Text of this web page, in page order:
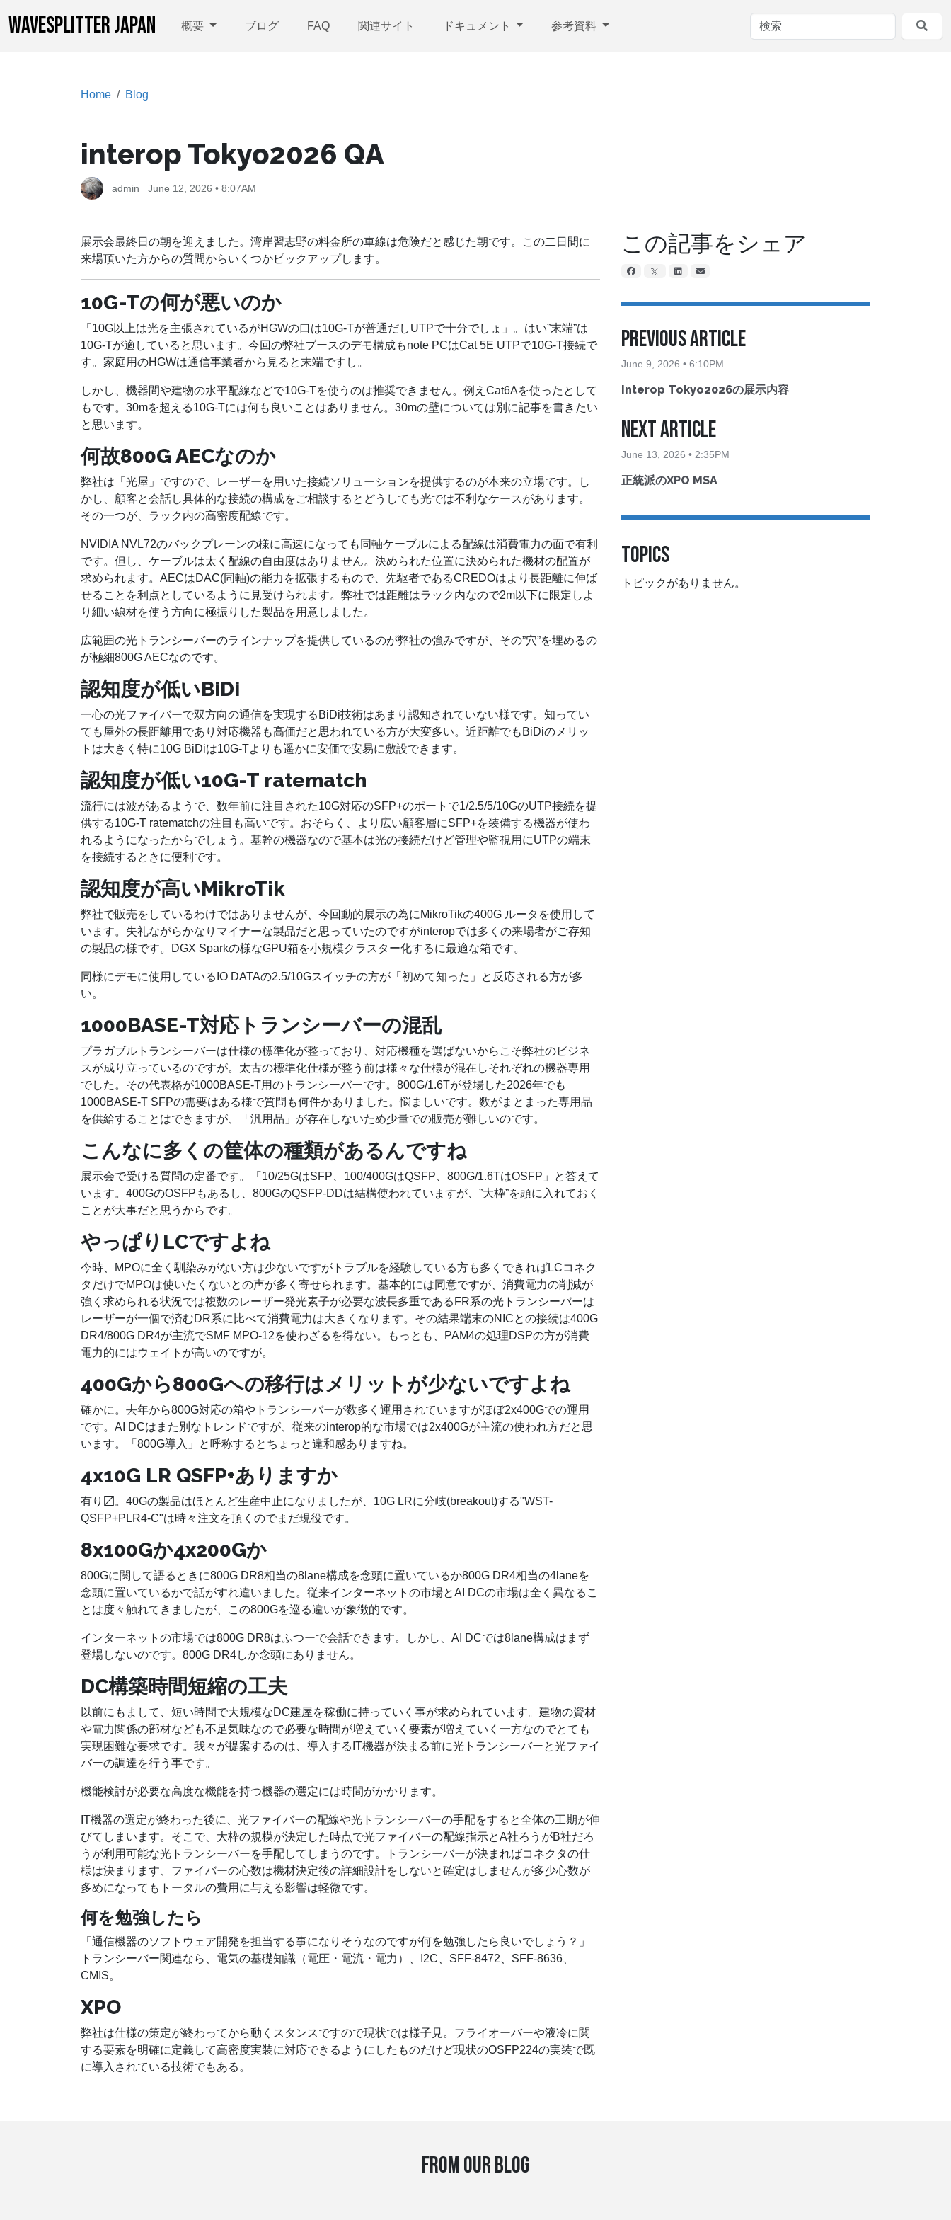
WAVESPLITTER JAPAN 概要 ブログ FAQ 関連サイト ドキュメント 参考資料
Home Blog
interop Tokyo2026 QA
admin June 12, 2026 • 8:07AM
展示会最終日の朝を迎えました。湾岸習志野の料金所の車線は危険だと感じた朝です。この二日間に
来場頂いた方からの質問からいくつかピックアップします。
10G-Tの何が悪いのか
「10G以上は光を主張されているがHGWの口は10G-Tが普通だしUTPで十分でしょ」。はい”末端”は
10G-Tが適していると思います。今回の弊社ブースのデモ構成もnote PCはCat 5E UTPで10G-T接続で
す。家庭用のHGWは通信事業者から見ると末端ですし。
しかし、機器間や建物の水平配線などで10G-Tを使うのは推奨できません。例えCat6Aを使ったとして
もです。30mを超える10G-Tには何も良いことはありません。30mの壁については別に記事を書きたい
と思います。
何故800G AECなのか
弊社は「光屋」ですので、レーザーを用いた接続ソリューションを提供するのが本来の立場です。し
かし、顧客と会話し具体的な接続の構成をご相談するとどうしても光では不利なケースがあります。
その一つが、ラック内の高密度配線です。
NVIDIA NVL72のバックプレーンの様に高速になっても同軸ケーブルによる配線は消費電力の面で有利
です。但し、ケーブルは太く配線の自由度はありません。決められた位置に決められた機材の配置が
求められます。AECはDAC(同軸)の能力を拡張するもので、先駆者であるCREDOはより長距離に伸ば
せることを利点としているように見受けられます。弊社では距離はラック内なので2m以下に限定しよ
り細い線材を使う方向に極振りした製品を用意しました。
広範囲の光トランシーバーのラインナップを提供しているのが弊社の強みですが、その”穴”を埋めるの
が極細800G AECなのです。
認知度が低いBiDi
一心の光ファイバーで双方向の通信を実現するBiDi技術はあまり認知されていない様です。知ってい
ても屋外の長距離用であり対応機器も高価だと思われている方が大変多い。近距離でもBiDiのメリッ
トは大きく特に10G BiDiは10G-Tよりも遥かに安価で安易に敷設できます。
認知度が低い10G-T ratematch
流行には波があるようで、数年前に注目された10G対応のSFP+のポートで1/2.5/5/10GのUTP接続を提
供する10G-T ratematchの注目も高いです。おそらく、より広い顧客層にSFP+を装備する機器が使わ
れるようになったからでしょう。基幹の機器なので基本は光の接続だけど管理や監視用にUTPの端末
を接続するときに便利です。
認知度が高いMikroTik
弊社で販売をしているわけではありませんが、今回動的展示の為にMikroTikの400G ルータを使用して
います。失礼ながらかなりマイナーな製品だと思っていたのですがinteropでは多くの来場者がご存知
の製品の様です。DGX Sparkの様なGPU箱を小規模クラスター化するに最適な箱です。
同様にデモに使用しているIO DATAの2.5/10Gスイッチの方が「初めて知った」と反応される方が多
い。
1000BASE-T対応トランシーバーの混乱
プラガブルトランシーバーは仕様の標準化が整っており、対応機種を選ばないからこそ弊社のビジネ
スが成り立っているのですが。太古の標準化仕様が整う前は様々な仕様が混在しそれぞれの機器専用
でした。その代表格が1000BASE-T用のトランシーバーです。800G/1.6Tが登場した2026年でも
1000BASE-T SFPの需要はある様で質問も何件かありました。悩ましいです。数がまとまった専用品
を供給することはできますが、「汎用品」が存在しないため少量での販売が難しいのです。
こんなに多くの筐体の種類があるんですね
展示会で受ける質問の定番です。「10/25GはSFP、100/400GはQSFP、800G/1.6TはOSFP」と答えて
います。400GのOSFPもあるし、800GのQSFP-DDは結構使われていますが、”大枠”を頭に入れておく
ことが大事だと思うからです。
やっぱりLCですよね
今時、MPOに全く馴染みがない方は少ないですがトラブルを経験している方も多くできればLCコネク
タだけでMPOは使いたくないとの声が多く寄せられます。基本的には同意ですが、消費電力の削減が
強く求められる状況では複数のレーザー発光素子が必要な波長多重であるFR系の光トランシーバーは
レーザーが一個で済むDR系に比べて消費電力は大きくなります。その結果端末のNICとの接続は400G
DR4/800G DR4が主流でSMF MPO-12を使わざるを得ない。もっとも、PAM4の処理DSPの方が消費
電力的にはウェイトが高いのですが。
400Gから800Gへの移行はメリットが少ないですよね
確かに。去年から800G対応の箱やトランシーバーが数多く運用されていますがほぼ2x400Gでの運用
です。AI DCはまた別なトレンドですが、従来のinterop的な市場では2x400Gが主流の使われ方だと思
います。「800G導入」と呼称するとちょっと違和感ありますね。
4x10G LR QSFP+ありますか
有り〼。40Gの製品はほとんど生産中止になりましたが、10G LRに分岐(breakout)する"WST-
QSFP+PLR4-C"は時々注文を頂くのでまだ現役です。
8x100Gか4x200Gか
800Gに関して語るときに800G DR8相当の8lane構成を念頭に置いているか800G DR4相当の4laneを
念頭に置いているかで話がすれ違いました。従来インターネットの市場とAI DCの市場は全く異なるこ
とは度々触れてきましたが、この800Gを巡る違いが象徴的です。
インターネットの市場では800G DR8はふつーで会話できます。しかし、AI DCでは8lane構成はまず
登場しないのです。800G DR4しか念頭にありません。
DC構築時間短縮の工夫
以前にもまして、短い時間で大規模なDC建屋を稼働に持っていく事が求められています。建物の資材
や電力関係の部材なども不足気味なので必要な時間が増えていく要素が増えていく一方なのでとても
実現困難な要求です。我々が提案するのは、導入するIT機器が決まる前に光トランシーバーと光ファイ
バーの調達を行う事です。
機能検討が必要な高度な機能を持つ機器の選定には時間がかかります。
IT機器の選定が終わった後に、光ファイバーの配線や光トランシーバーの手配をすると全体の工期が伸
びてしまいます。そこで、大枠の規模が決定した時点で光ファイバーの配線指示とA社ろうがB社だろ
うが利用可能な光トランシーバーを手配してしまうのです。トランシーバーが決まればコネクタの仕
様は決まります、ファイバーの心数は機材決定後の詳細設計をしないと確定はしませんが多少心数が
多めになってもトータルの費用に与える影響は軽微です。
何を勉強したら
「通信機器のソフトウェア開発を担当する事になりそうなのですが何を勉強したら良いでしょう？」
トランシーバー関連なら、電気の基礎知識（電圧・電流・電力）、I2C、SFF-8472、SFF-8636、
CMIS。
XPO
弊社は仕様の策定が終わってから動くスタンスですので現状では様子見。フライオーバーや液冷に関
する要素を明確に定義して高密度実装に対応できるようにしたものだけど現状のOSFP224の実装で既
に導入されている技術でもある。
この記事をシェア
Previous Article
June 9, 2026 • 6:10PM
Interop Tokyo2026の展示内容
Next Article
June 13, 2026 • 2:35PM
正統派のXPO MSA
TOPICS
トピックがありません。
FROM OUR BLOG